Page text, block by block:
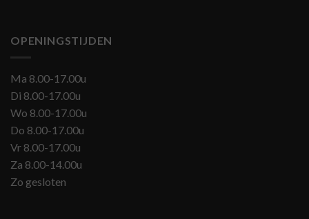
OPENINGSTIJDEN
Ma 8.00-17.00u
Di 8.00-17.00u
Wo 8.00-17.00u
Do 8.00-17.00u
Vr 8.00-17.00u
Za 8.00-14.00u
Zo gesloten